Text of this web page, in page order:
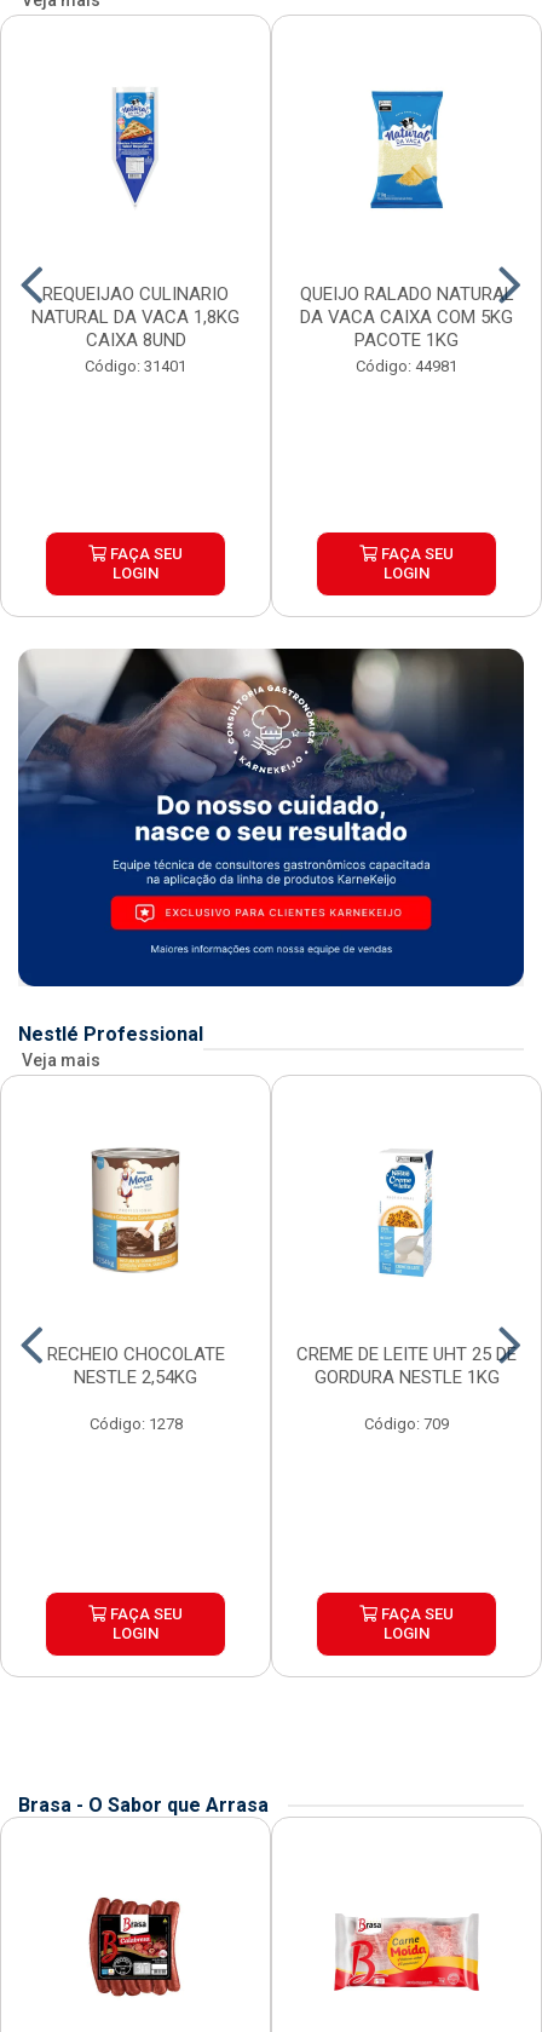
REQUEIJAO CULINARIO
NATURAL DA VACA 1,8KG
CAIXA 8UND
Código: 31401
FAÇA SEU
LOGIN
QUEIJO RALADO NATURAL
DA VACA CAIXA COM 5KG
PACOTE 1KG
Código: 44981
FAÇA SEU
LOGIN
Nestlé Professional
Veja mais
RECHEIO CHOCOLATE
NESTLE 2,54KG
Código: 1278
FAÇA SEU
LOGIN
CREME DE LEITE UHT 25 DE
GORDURA NESTLE 1KG
Código: 709
FAÇA SEU
LOGIN
Brasa - O Sabor que Arrasa